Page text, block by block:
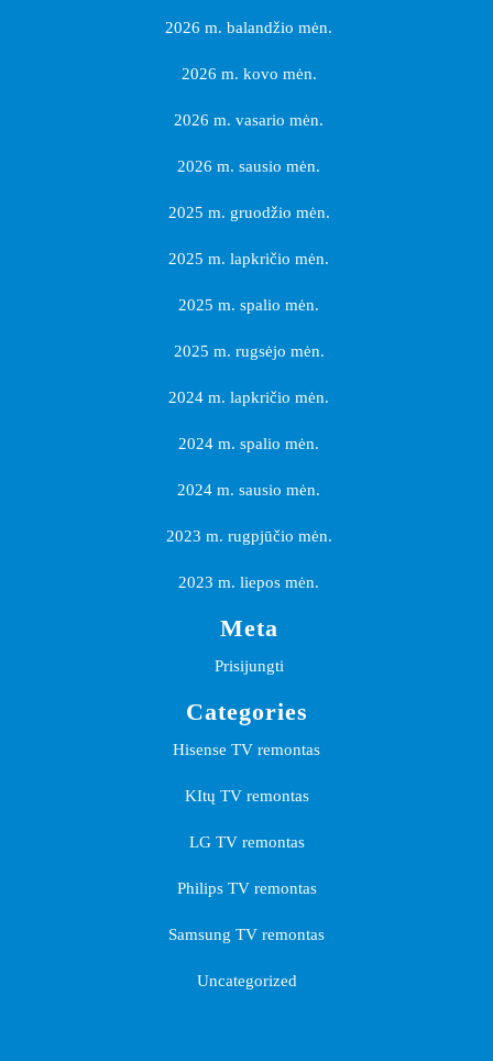
2026 m. balandžio mėn.
2026 m. kovo mėn.
2026 m. vasario mėn.
2026 m. sausio mėn.
2025 m. gruodžio mėn.
2025 m. lapkričio mėn.
2025 m. spalio mėn.
2025 m. rugsėjo mėn.
2024 m. lapkričio mėn.
2024 m. spalio mėn.
2024 m. sausio mėn.
2023 m. rugpjūčio mėn.
2023 m. liepos mėn.
Meta
Prisijungti
Categories
Hisense TV remontas
KItų TV remontas
LG TV remontas
Philips TV remontas
Samsung TV remontas
Uncategorized